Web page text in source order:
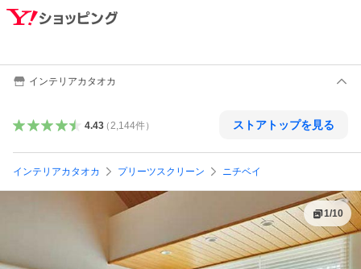
インテリアカタオカ
4.43（ 2,144件） ストアトップを見る
インテリアカタオカ プリーツスクリーン ニチベイ
1/10